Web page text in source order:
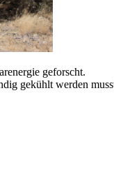
geforscht.
gekühlt werden